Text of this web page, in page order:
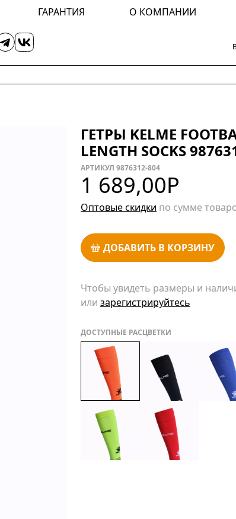
ГАРАНТИЯ О КОМПАНИИ
ГЕТРЫ KELME
LENGTH SOCKS
АРТИКУЛ 9876312-804
1 689,00Р
Оптовые скидки по сумме
ДОБАВИТЬ В КОРЗИНУ
Чтобы увидеть размеры и
или зарегистрируйтесь
ДОСТУПНЫЕ РАСЦВЕТКИ